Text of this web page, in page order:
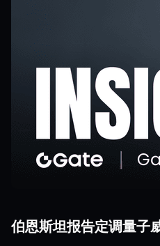
伯恩斯坦报告定调量子